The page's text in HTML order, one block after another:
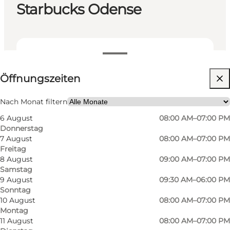
Starbucks Odense
Öffnungszeiten anzeigen
Öffnungszeiten
Nach Monat filtern
6 August
Donnerstag
08:00 AM–07:00 PM
7 August
Freitag
08:00 AM–07:00 PM
8 August
Samstag
09:00 AM–07:00 PM
9 August
Sonntag
09:30 AM–06:00 PM
10 August
Montag
08:00 AM–07:00 PM
11 August
08:00 AM–07:00 PM
Website besuchen
Freunde
Starbucks ist eine bekannte Kaffeekette, die in
der ganzen Welt expandiert. Eine ihrer Filialen
befindet sich im Herzen von Odense. Egal, ob